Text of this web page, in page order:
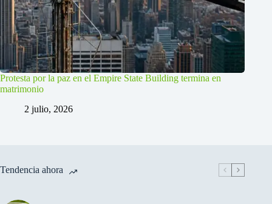
Protesta por la paz en el Empire State Building termina en
matrimonio
2 julio, 2026
Tendencia ahora